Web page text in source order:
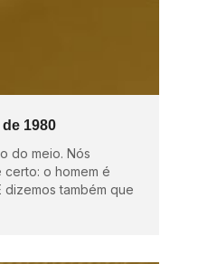
1980
do meio. Nós
o homem é
também que